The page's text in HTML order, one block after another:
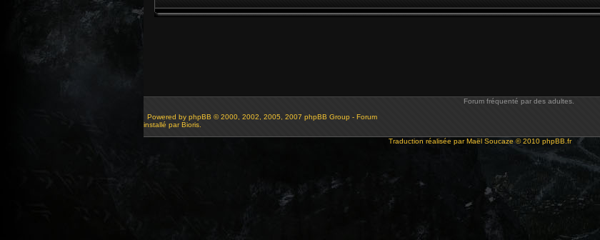
Forum fréquenté par des adultes.
Powered by phpBB © 2000, 2002, 2005, 2007 phpBB Group - Forum
installé par Bioris.
Traduction réalisée parMaël Soucaze© 2010 phpBB.fr